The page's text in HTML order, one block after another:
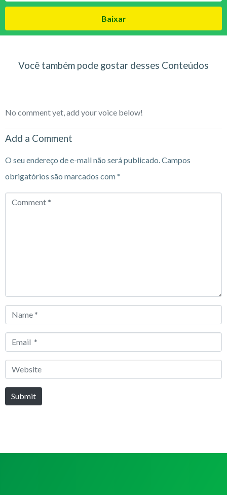
Baixar
Você também pode gostar desses Conteúdos
No comment yet, add your voice below!
Add a Comment
O seu endereço de e-mail não será publicado.Campos
obrigatórios são marcados com*
Comment
Name
Email
Website
Submit